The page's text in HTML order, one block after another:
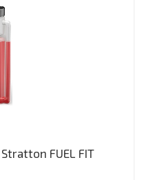
FUEL FIT